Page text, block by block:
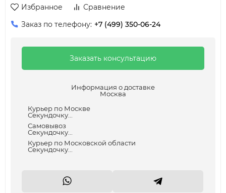
Избранное
Сравнение
Заказ по телефону: +7 (499) 350-06-24
Заказать консультацию
Информация о доставке
Москва
Курьер по Москве
Секундочку...
Самовывоз
Секундочку...
Курьер по Московской области
Секундочку...